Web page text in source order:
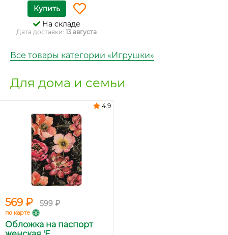
Купить
На складе
Дата доставки: 13 августа
Все товары категории «Игрушки»
Для дома и семьи
569 ₽ 599 ₽
по карте
Обложка на паспорт
4.9